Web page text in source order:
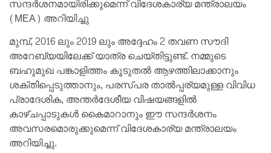
സന്ദർശനമായിരിക്കുമെന്ന് വിദേശകാര്യ മന്ത്രാലയം
(MEA) അറിയിച്ചു
മുമ്പ്, 2016 ലും 2019 ലും അദ്ദേഹം 2 തവണ സൗദി
അറേബ്യയിലേക്ക് യാത്ര ചെയ്തിട്ടുണ്ട്. നമ്മുടെ
ബഹുമുഖ പങ്കാളിത്തം കൂടുതൽ ആഴത്തിലാക്കാനും
ശക്തിപ്പെടുത്താനും, പരസ്പര താൽപ്പര്യമുള്ള വിവിധ
പ്രാദേശിക, അന്തർദേശീയ വിഷയങ്ങളിൽ
കാഴ്ചപ്പാടുകൾ കൈമാറാനും ഈ സന്ദർശനം
അവസരമൊരുക്കുമെന്ന് വിദേശകാര്യ മന്ത്രാലയം
അറിയിച്ചു.